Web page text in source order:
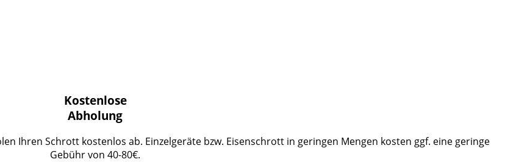
Kostenlose
Abholung
Ihren Schrott kostenlos ab. Einzelgeräte bzw. Eisenschrott in geringen Mengen kosten ggf. eine geringe
Gebühr von 40-80€.